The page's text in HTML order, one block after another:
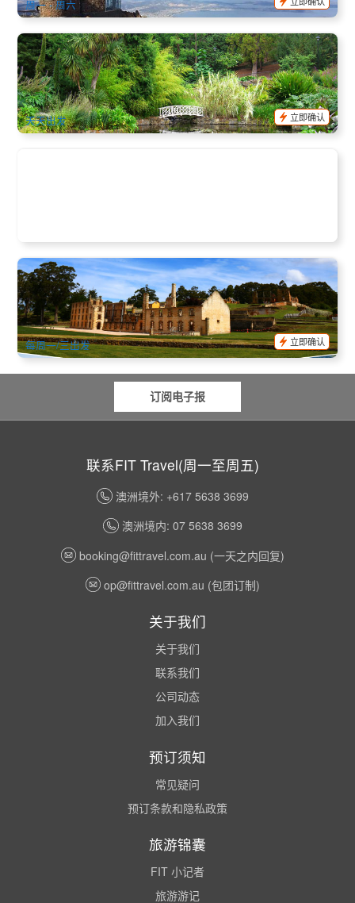
周一 - 周六
霍巴特市历史遗迹和花园半日早间巴士之旅 (霍巴特酒店接送)
182 已预订
AUD $61.00 $65.00
TAS06115
天天出发
立即确认
塔斯三日超级精选套餐：亚瑟港 + 酒杯湾 + 摇篮山(英文, 霍巴
特出发/朗赛斯顿结束)
59 已预订
AUD $536.00 $570.00
TAS06000
每周一/三出发
立即确认
订阅电子报
联系FIT Travel(周一至周五)
澳洲境外: +617 5638 3699
澳洲境内: 07 5638 3699
booking@fittravel.com.au (一天之内回复)
op@fittravel.com.au (包团订制)
关于我们
关于我们
联系我们
公司动态
加入我们
预订须知
常见疑问
预订条款和隐私政策
旅游锦囊
FIT 小记者
旅游游记